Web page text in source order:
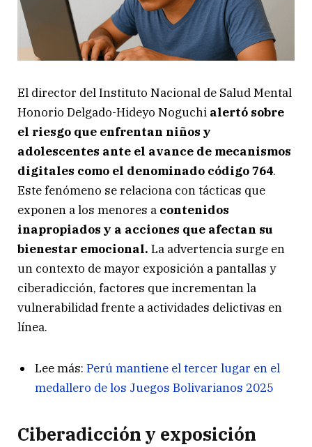
El director del Instituto Nacional de Salud Mental
Honorio Delgado-Hideyo Noguchi alertó sobre
el riesgo que enfrentan niños y
adolescentes ante el avance de mecanismos
digitales como el denominado código 764.
Este fenómeno se relaciona con tácticas que
exponen a los menores a contenidos
inapropiados y a acciones que afectan su
bienestar emocional. La advertencia surge en
un contexto de mayor exposición a pantallas y
ciberadicción, factores que incrementan la
vulnerabilidad frente a actividades delictivas en
línea.
Lee más: Perú mantiene el tercer lugar en el
medallero de los Juegos Bolivarianos 2025
Ciberadicción y exposición